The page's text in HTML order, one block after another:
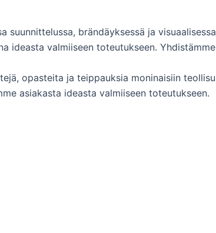
brändäyksessä ja
ideasta valmiiseen toteutukseen.
opasteita ja teippauksia moninaisiin
asiakasta ideasta valmiiseen toteutukseen.